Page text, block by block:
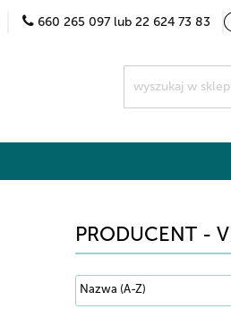
660 265 097 lub 22 624 73 83
Kategorie
PRODUCENT -